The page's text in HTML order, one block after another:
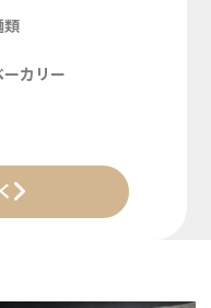
類
ーカリー